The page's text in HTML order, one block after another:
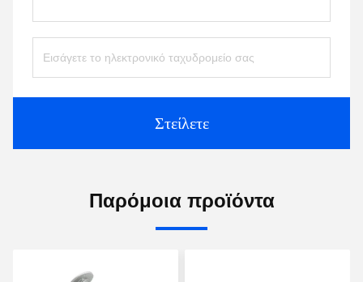
Στείλετε
Παρόμοια προϊόντα